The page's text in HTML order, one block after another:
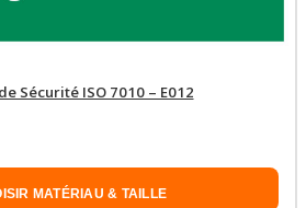
Sécurité ISO 7010 – E012
MATÉRIAU & TAILLE